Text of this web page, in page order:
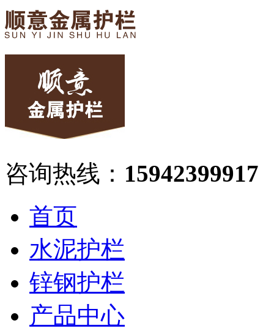
咨询热线： 15942399917
首页
水泥护栏
锌钢护栏
产品中心